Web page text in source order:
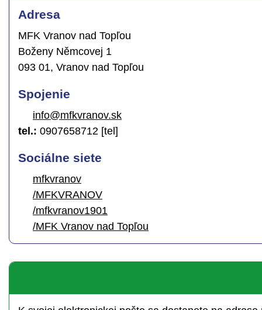
Adresa
MFK Vranov nad Topľou
Boženy Němcovej 1
093 01, Vranov nad Topľou
Spojenie
info@mfkvranov.sk
tel.: 0907658712 [tel]
Sociálne siete
mfkvranov
/MFKVRANOV
/mfkvranov1901
/MFK Vranov nad Topľou